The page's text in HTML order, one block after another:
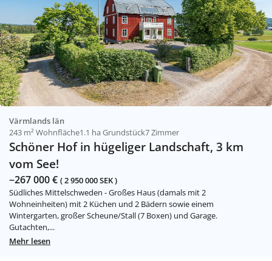
Värmlands län
243 m² Wohnfläche1.1 ha Grundstück7 Zimmer
Schöner Hof in hügeliger Landschaft, 3 km
vom See!
~267 000 € ( 2 950 000 SEK )
Südliches Mittelschweden - Großes Haus (damals mit 2
Wohneinheiten) mit 2 Küchen und 2 Bädern sowie einem
Wintergarten, großer Scheune/Stall (7 Boxen) und Garage.
Gutachten,...
Mehr lesen